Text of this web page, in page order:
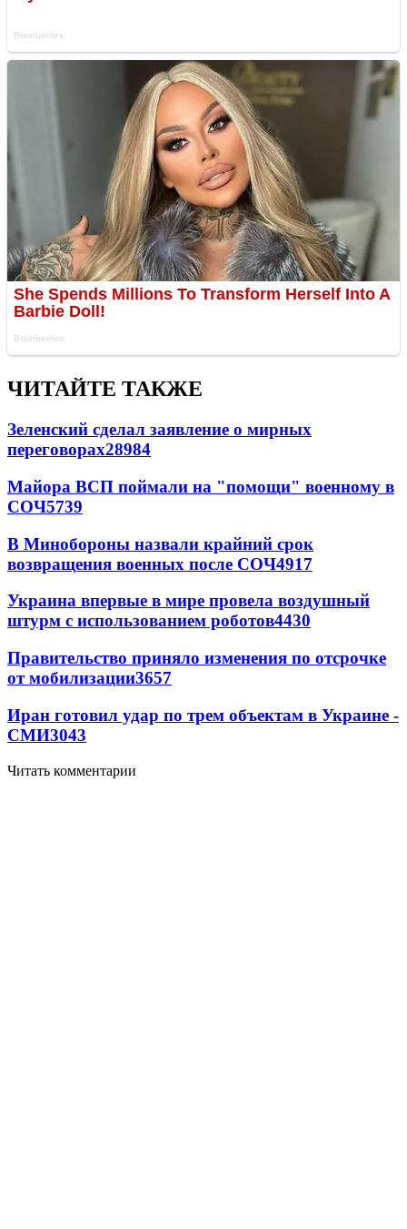
ЧИТАЙТЕ ТАКЖЕ
Зеленский сделал заявление о мирных
переговорах28984
Майора ВСП поймали на "помощи" военному в
СОЧ5739
В Минобороны назвали крайний срок
возвращения военных после СОЧ4917
Украина впервые в мире провела воздушный
штурм с использованием роботов4430
Правительство приняло изменения по отсрочке
от мобилизации3657
Иран готовил удар по трем объектам в Украине -
СМИ3043
Читать комментарии